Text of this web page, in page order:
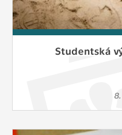
Studentská